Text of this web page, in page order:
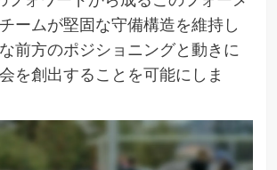
ームが堅固な守備構造を維持し
前方のポジショニングと動きに
を創出することを可能にしま